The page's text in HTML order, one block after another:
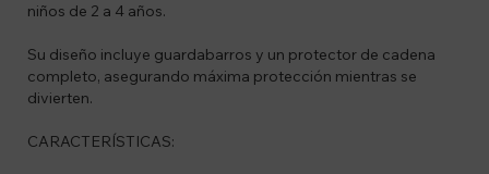
niños de 2 a 4 años.
Su diseño incluye guardabarros y un protector de cadena
completo, asegurando máxima protección mientras se
divierten.
CARACTERÍSTICAS: